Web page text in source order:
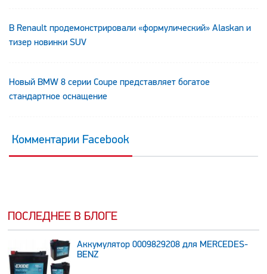
В Renault продемонстрировали «формулический» Alaskan и
тизер новинки SUV
Новый BMW 8 серии Coupe представляет богатое
стандартное оснащение
Комментарии Facebook
ПОСЛЕДНЕЕ В БЛОГЕ
Аккумулятор 0009829208 для MERCEDES-
BENZ